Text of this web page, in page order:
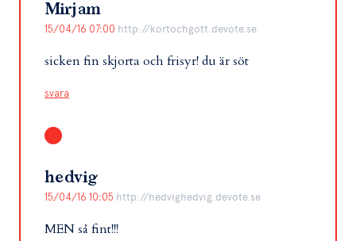
Mirjam
15/04/16 07:00 http://kortochgott.devote.se
sicken fin skjorta och frisyr! du är söt
svara
hedvig
15/04/16 10:05 http://hedvighedvig.devote.se
MEN så fint!!!